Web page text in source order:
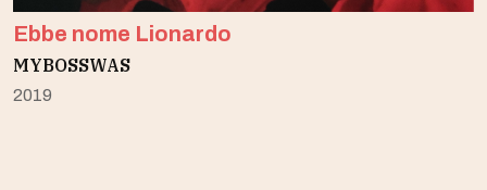
Ebbe nome Lionardo
MYBOSSWAS
2019